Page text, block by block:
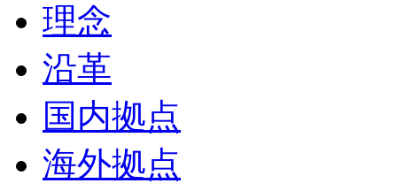
理念
沿革
国内拠点
海外拠点